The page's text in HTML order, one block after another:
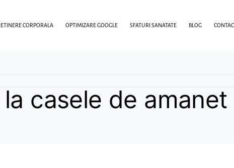
CORPORALA OPTIMIZARE GOOGLE SFATURI SANATATE BLOG
casele de amanet